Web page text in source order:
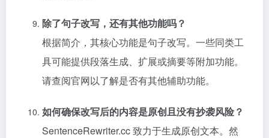
除了句子改写，还有其他功能吗？
根据简介，其核心功能是句子改写。一些同类工
具可能提供段落生成、扩展或摘要等附加功能。
请查阅官网以了解是否有其他辅助功能。
如何确保改写后的内容是原创且没有抄袭风险？
SentenceRewriter.cc 致力于生成原创文本。然